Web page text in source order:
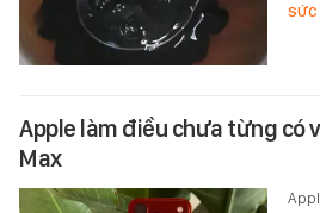
SỨC
Apple làm điều chưa từng có
Max